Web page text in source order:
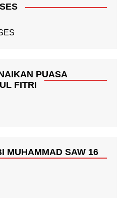
PUASA
FITRI
MUHAMMAD SAW 16